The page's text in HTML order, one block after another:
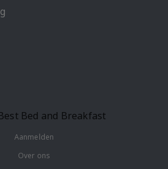
Bed and Breakfast
Aanmelden
Over ons